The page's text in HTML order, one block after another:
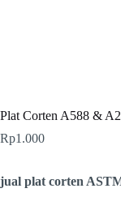
Plat Corten A588 &
Rp1.000
jual plat corten